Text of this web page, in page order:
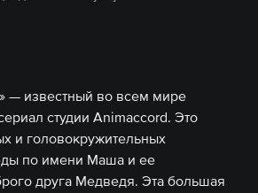
— известный во всем мире
студии Animaccord. Это
и головокружительных
по имени Маша и ее
друга Медведя. Эта большая